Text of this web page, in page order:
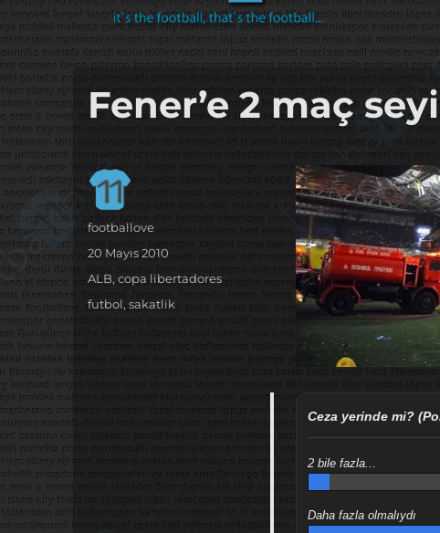
footbaLLove
it's the football, that's the football…
Fener’e 2 maç
Ceza yerinde mi?
2 bile fazla...
Daha fazla olmalıydı
Yazar
footballove
Yayın
tarihi
20 Mayıs 2010
Kategoriler
ALB,copa libertadores
Etiketler
futbol,sakatlik